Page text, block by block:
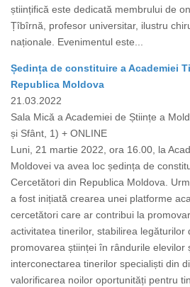
științifică este dedicată membrului de
Țîbîrnă, profesor universitar, ilustru
naționale. Evenimentul este...
Ședința de constituire a Academiei
Republica Moldova
21.03.2022
Sala Mică a Academiei de Științe a
și Sfânt, 1) + ONLINE
Luni, 21 martie 2022, ora 16.00, la
Moldovei va avea loc ședința de
Cercetători din Republica Moldova.
a fost inițiată crearea unei platforme
cercetători care ar contribui la
activitatea tinerilor, stabilirea legăturilor
promovarea științei în rândurile elevilor
interconectarea tinerilor specialiști din
valorificarea noilor oportunități pentru